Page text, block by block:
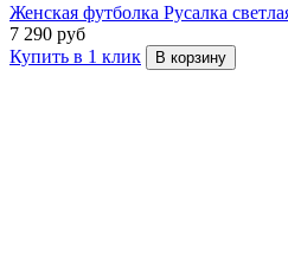
Женская футболка Русалка
7 290 руб
Купить в 1 клик
В корзину